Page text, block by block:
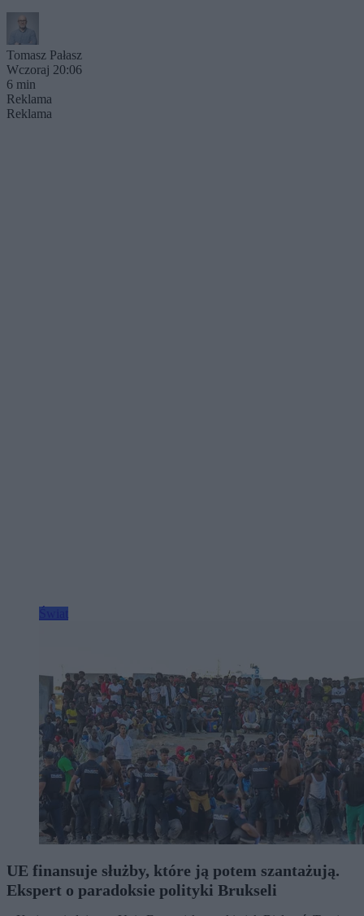
Tomasz Pałasz
Wczoraj 20:06
6 min
Reklama
Reklama
UE finansuje służby, które ją potem szantażują.
Ekspert o paradoksie polityki Brukseli